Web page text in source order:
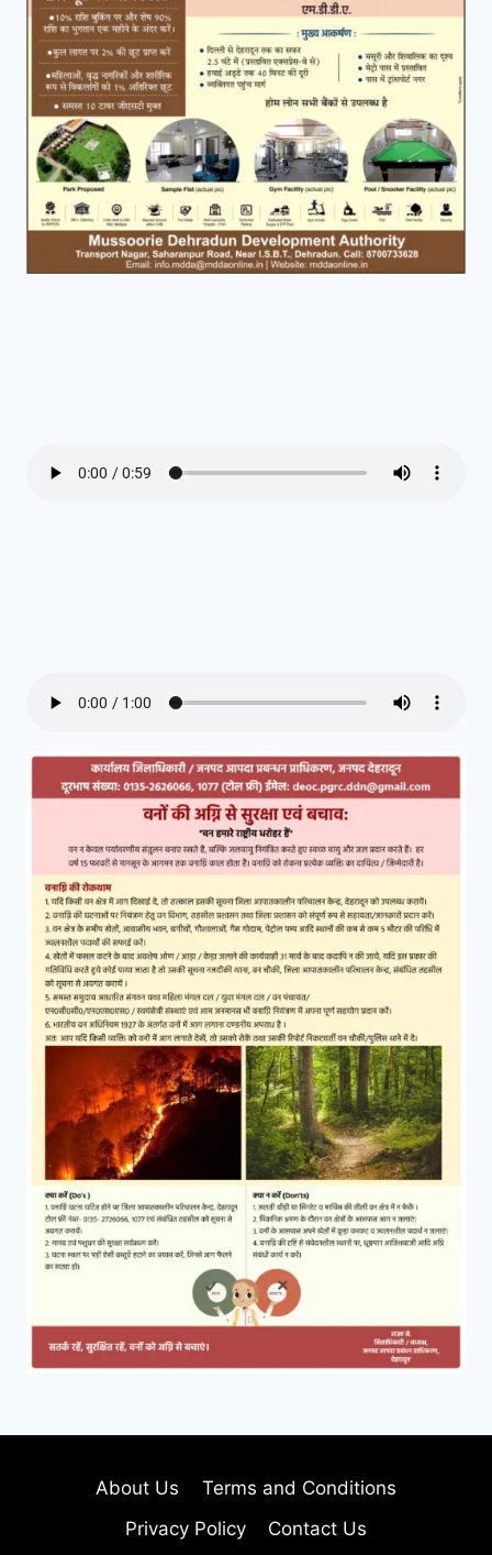
About Us
Terms and Conditions
Privacy Policy
Contact Us